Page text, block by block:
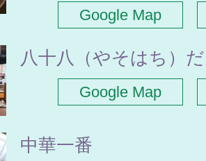
Google Map
八十八（やそはち）
Google Map
中華一番